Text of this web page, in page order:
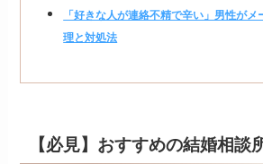
「好きな人が連絡不精で辛い」男性が
理と対処法
【必見】おすすめの結婚相談